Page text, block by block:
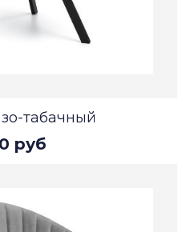
табачный
руб